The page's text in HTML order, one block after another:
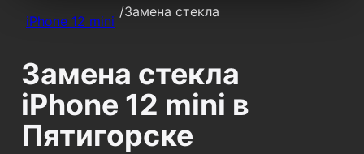
iPhone 12 mini
/Замена стекла
Замена стекла
iPhone 12 mini в
Пятигорске